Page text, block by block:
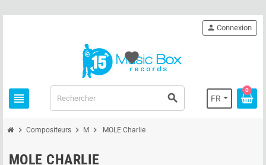
view_headline search FR
person Connexion
0
favorite
chevron_right Compositeurs chevron_right M chevron_right MOLE Charlie
MOLE CHARLIE